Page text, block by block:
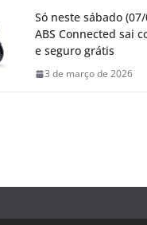
Só neste sábado
ABS Connected sai
e seguro grátis
3 de março de 2026